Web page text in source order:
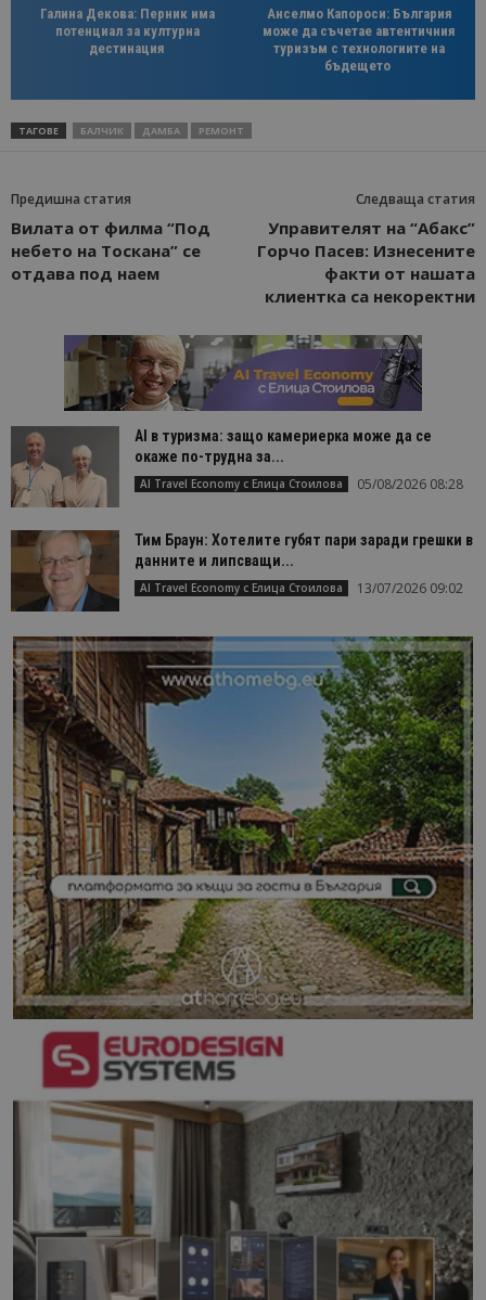
Галина Декова: Перник има
потенциал за културна
дестинация
Анселмо Капороси: България
може да съчетае автентичния
туризъм с технологиите на
бъдещето
ТАГОВЕ БАЛЧИК ДАМБА РЕМОНТ
Предишна статия
Вилата от филма “Под
небето на Тоскана” се
отдава под наем
Следваща статия
Управителят на “Абакс”
Горчо Пасев: Изнесените
факти от нашата
клиентка са некоректни
AI в туризма: защо камериерка може да се
окаже по-трудна за...
AI Travel Economy с Елица Стоилова 05/08/2026 08:28
Тим Браун: Хотелите губят пари заради грешки в
данните и липсващи...
AI Travel Economy с Елица Стоилова 13/07/2026 09:02